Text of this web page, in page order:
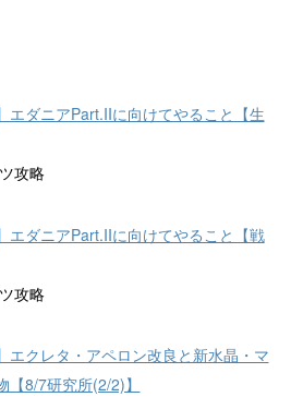
エダニアPart.IIに向けてやること【生
攻略
エダニアPart.IIに向けてやること【戦
攻略
エクレタ・アペロン改良と新水晶・マ
【8/7研究所(2/2)】